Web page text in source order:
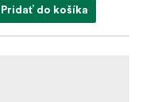
Pridať do košíka